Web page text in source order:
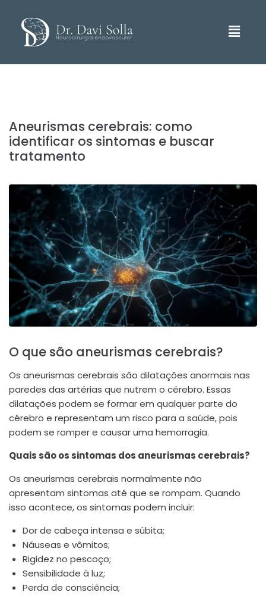
Aneurismas cerebrais: como
identificar os sintomas e buscar
tratamento
O que são aneurismas cerebrais?
Os aneurismas cerebrais são dilatações anormais nas
paredes das artérias que nutrem o cérebro. Essas
dilatações podem se formar em qualquer parte do
cérebro e representam um risco para a saúde, pois
podem se romper e causar uma hemorragia.
Quais são os sintomas dos aneurismas cerebrais?
Os aneurismas cerebrais normalmente não
apresentam sintomas até que se rompam. Quando
isso acontece, os sintomas podem incluir:
Dor de cabeça intensa e súbita;
Náuseas e vômitos;
Rigidez no pescoço;
Sensibilidade à luz;
Perda de consciência;